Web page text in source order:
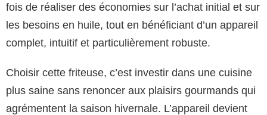
fois de réaliser des économies sur l’achat initial et sur
les besoins en huile, tout en bénéficiant d’un appareil
complet, intuitif et particulièrement robuste.
Choisir cette friteuse, c’est investir dans une cuisine
plus saine sans renoncer aux plaisirs gourmands qui
agrémentent la saison hivernale. L’appareil devient